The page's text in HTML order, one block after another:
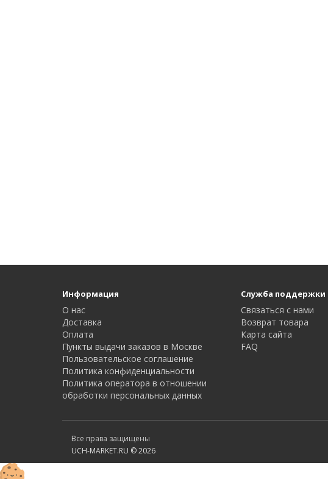
Информация
О нас
Доставка
Оплата
Пункты выдачи заказов в Москве
Пользовательское соглашение
Политика конфиденциальности
Политика оператора в отношении
обработки персональных данных
Служба поддержки
Связаться с нами
Возврат товара
Карта сайта
FAQ
Все права защищены
UCH-MARKET.RU © 2026